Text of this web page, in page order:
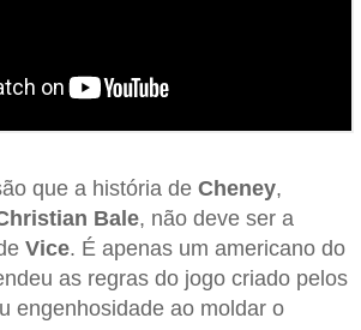
que a história de Cheney,
Bale, não deve ser a
Vice. É apenas um americano do
as regras do jogo criado pelos
engenhosidade ao moldar o